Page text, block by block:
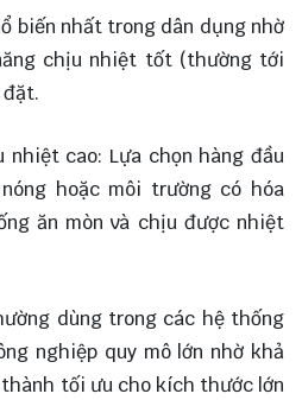
biến nhất trong dân dụng nhờ
chịu nhiệt tốt (thường tới
đặt.
nhiệt cao: Lựa chọn hàng đầu
hoặc môi trường có hóa
ăn mòn và chịu được nhiệt
dùng trong các hệ thống
nghiệp quy mô lớn nhờ khả
tối ưu cho kích thước lớn